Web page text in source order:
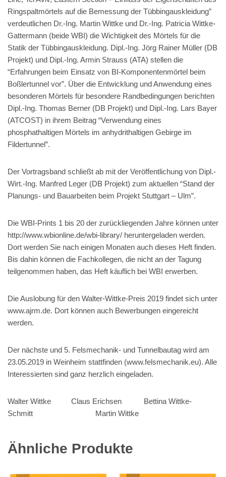
Ringspaltmörtels auf die Bemessung der Tübbingauskleidung”
verdeutlichen Dr.-Ing. Martin Wittke und Dr.-Ing. Patricia Wittke-
Gattermann (beide WBI) die Wichtigkeit des Mörtels für die
Statik der Tübbingauskleidung. Dipl.-Ing. Jörg Rainer Müller (DB
Projekt) und Dipl.-Ing. Armin Strauss (ATA) stellen die
“Erfahrungen beim Einsatz von BI-Komponentenmörtel beim
Boßlertunnel vor”. Über die Entwicklung und Anwendung eines
besonderen Mörtels für besondere Randbedingungen berichten
Dipl.-Ing. Thomas Berner (DB Projekt) und Dipl.-Ing. Lars Bayer
(ATCOST) in ihrem Beitrag “Verwendung eines
phosphathaltigen Mörtels im anhydrithaltigen Gebirge im
Fildertunnel”.
Der Vortragsband schließt ab mit der Veröffentlichung von Dipl.-
Wirt.-Ing. Manfred Leger (DB Projekt) zum aktuellen “Stand der
Planungs- und Bauarbeiten beim Projekt Stuttgart – Ulm”.
Die WBI-Prints 1 bis 20 der zurückliegenden Jahre können unter
http://www.wbionline.de/wbi-library/ heruntergeladen werden.
Dort werden Sie nach einigen Monaten auch dieses Heft finden.
Bis dahin können die Fachkollegen, die nicht an der Tagung
teilgenommen haben, das Heft käuflich bei WBI erwerben.
Die Auslobung für den Walter-Wittke-Preis 2019 findet sich unter
www.ajrm.de. Dort können auch Bewerbungen eingereicht
werden.
Der nächste und 5. Felsmechanik- und Tunnelbautag wird am
23.05.2019 in Weinheim stattfinden (www.felsmechanik.eu). Alle
Interessierten sind ganz herzlich eingeladen.
Walter Wittke Claus Erichsen Bettina Wittke-
Schmitt Martin Wittke
Ähnliche Produkte